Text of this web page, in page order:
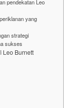
pendekatan Leo
yang
strategi
sukses
Leo Burnett